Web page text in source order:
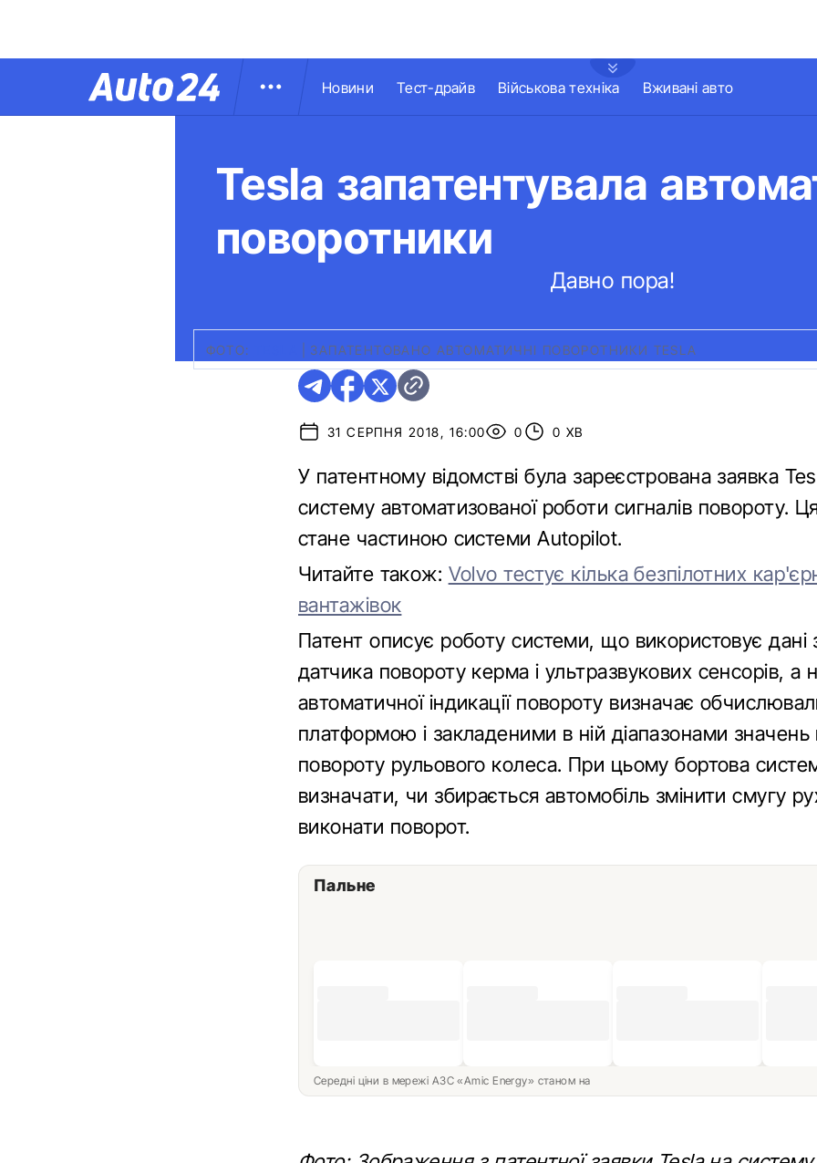
Новини Тест-драйв Військова техніка Вживані авто
Tesla запатентувала
поворотники
Давно пора!
ФОТО: ЗАПАТЕНТОВАНО АВТОМАТИЧНІ ПОВОРОТНИКИ TESLA
31 СЕРПНЯ 2018, 16:00 0 0 ХВ
У патентному відомстві була зареєстрована заявка
систему автоматизованої роботи сигналів повороту.
стане частиною системи Autopilot.
Читайте також: Volvo тестує кілька безпілотних
вантажівок
Патент описує роботу системи, що використовує дані
датчика повороту керма і ультразвукових сенсорів, а
автоматичної індикації повороту визначає
платформою і закладеними в ній діапазонами значень
повороту рульового колеса. При цьому бортова
визначати, чи збирається автомобіль змінити смугу
виконати поворот.
Пальне
Середні ціни в мережі АЗС «Amic Energy» станом на